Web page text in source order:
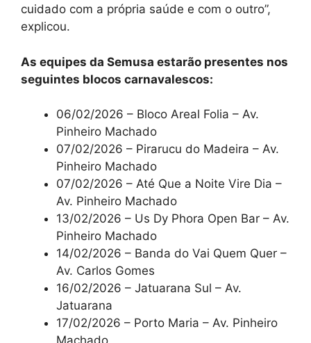
cuidado com a própria saúde e com o outro”,
explicou.
As equipes da Semusa estarão presentes nos
seguintes blocos carnavalescos:
06/02/2026 – Bloco Areal Folia – Av.
Pinheiro Machado
07/02/2026 – Pirarucu do Madeira – Av.
Pinheiro Machado
07/02/2026 – Até Que a Noite Vire Dia –
Av. Pinheiro Machado
13/02/2026 – Us Dy Phora Open Bar – Av.
Pinheiro Machado
14/02/2026 – Banda do Vai Quem Quer –
Av. Carlos Gomes
16/02/2026 – Jatuarana Sul – Av.
Jatuarana
17/02/2026 – Porto Maria – Av. Pinheiro